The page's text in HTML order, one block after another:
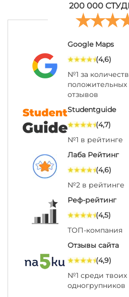
200 000
Google Maps
(4,6)
№1 за
положительных
отзывов
Studentguide
(4,7)
№1 в рейтинге
Лаба Рейтинг
(4,6)
№2 в рейтинге
Реф-рейтинг
(4,5)
ТОП-компания
Отзывы сайта
(4,9)
№1 среди твоих
одногрупников